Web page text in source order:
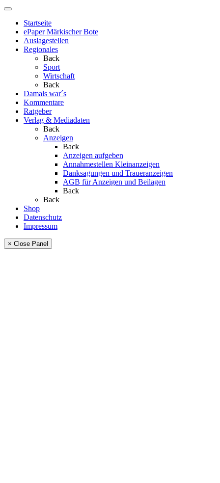
Startseite
ePaper Märkischer Bote
Auslagestellen
Regionales
Back
Sport
Wirtschaft
Back
Damals war´s
Kommentare
Ratgeber
Verlag & Mediadaten
Back
Anzeigen
Back
Anzeigen aufgeben
Annahmestellen Kleinanzeigen
Danksagungen und Traueranzeigen
AGB für Anzeigen und Beilagen
Back
Back
Shop
Datenschutz
Impressum
× Close Panel